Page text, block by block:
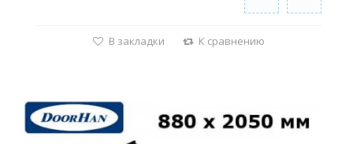
В закладки К сравнению